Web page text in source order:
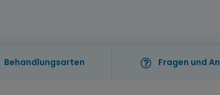
Behandlungsarten Fragen und